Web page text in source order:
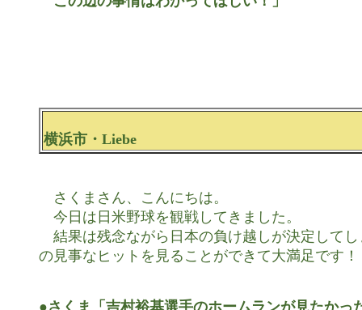
横浜市・Liebe
さくまさん、こんにちは。
今日は日米野球を観戦してきました。
結果は残念ながら日本の負け越しが決定して
の見事なヒットを見ることができて大満足です！
●さくま「吉村裕基選手のホームランが見たか